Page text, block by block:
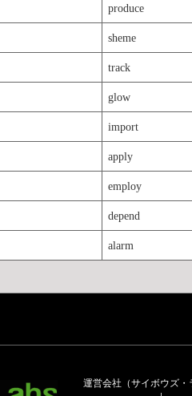
produce
sheme
track
glow
import
apply
employ
depend
alarm
運営会社（サイボウズ・